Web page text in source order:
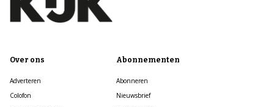
Over ons
Adverteren
Colofon
Abonnementen
Abonneren
Nieuwsbrief